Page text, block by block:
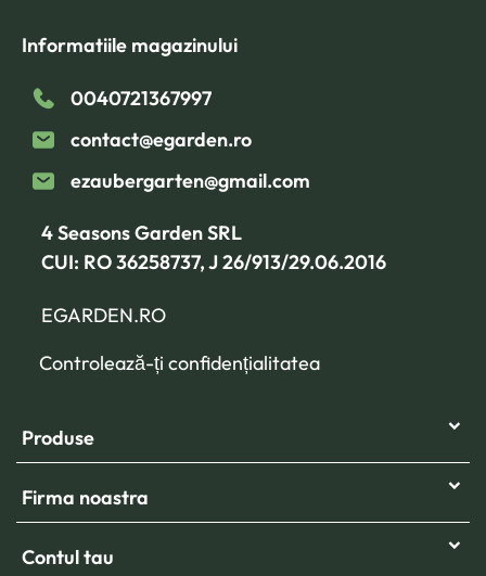
Informatiile magazinului
0040721367997
contact@egarden.ro
ezaubergarten@gmail.com
4 Seasons Garden SRL
CUI: RO 36258737, J 26/913/29.06.2016
EGARDEN.RO
Controlează-ți confidențialitatea
Produse
Firma noastra
Contul tau